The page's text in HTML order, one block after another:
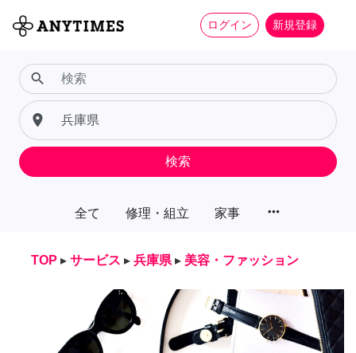
ログイン 新規登録
全て 修理・組立 家事 more_horiz
search
place
検索
TOP ▸ サービス ▸ 兵庫県 ▸ 美容・ファッション